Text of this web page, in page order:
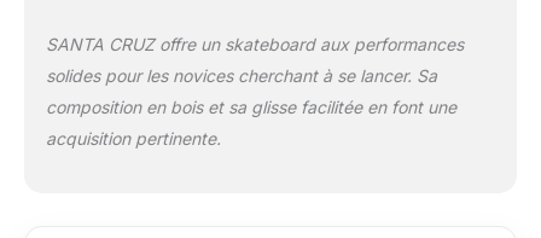
SANTA CRUZ offre un skateboard aux performances
solides pour les novices cherchant à se lancer. Sa
composition en bois et sa glisse facilitée en font une
acquisition pertinente.